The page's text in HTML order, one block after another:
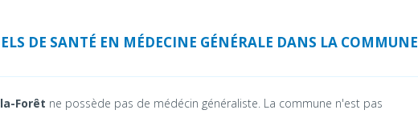
DE SANTÉ EN MÉDECINE GÉNÉRALE DANS LA COMMUNE
Forêt ne possède pas de médécin généraliste. La commune n'est pas